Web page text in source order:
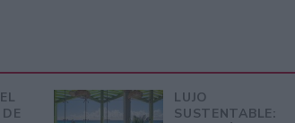
LUJO
SUSTENTABLE: